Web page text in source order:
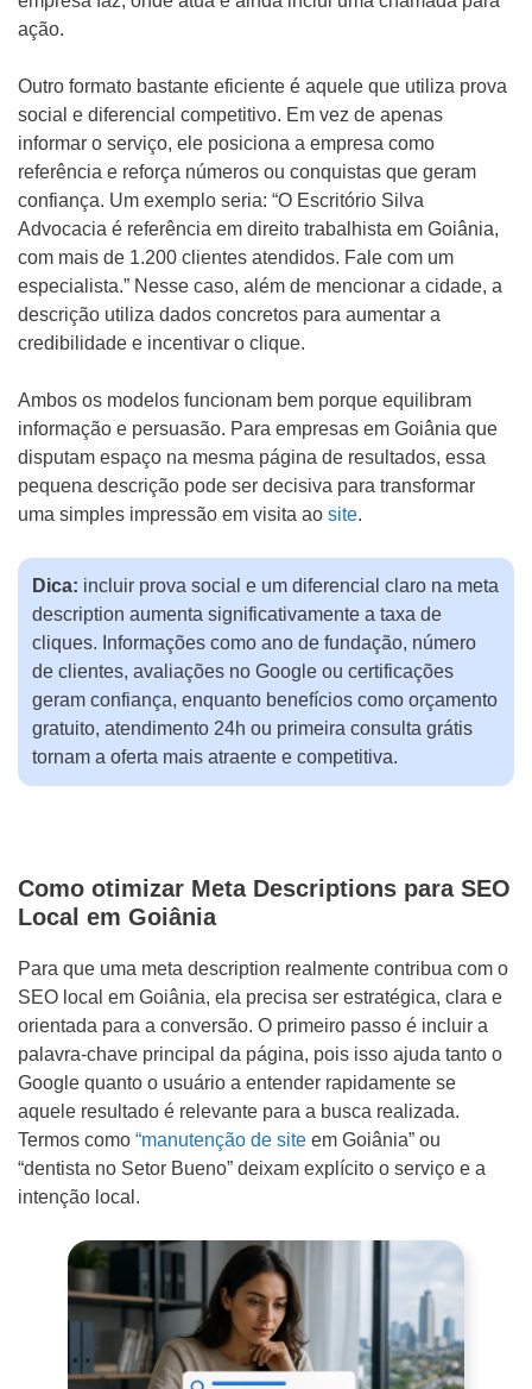
ação.
Outro formato bastante eficiente é aquele que utiliza prova
social e diferencial competitivo. Em vez de apenas
informar o serviço, ele posiciona a empresa como
referência e reforça números ou conquistas que geram
confiança. Um exemplo seria: “O Escritório Silva
Advocacia é referência em direito trabalhista em Goiânia,
com mais de 1.200 clientes atendidos. Fale com um
especialista.” Nesse caso, além de mencionar a cidade, a
descrição utiliza dados concretos para aumentar a
credibilidade e incentivar o clique.
Ambos os modelos funcionam bem porque equilibram
informação e persuasão. Para empresas em Goiânia que
disputam espaço na mesma página de resultados, essa
pequena descrição pode ser decisiva para transformar
uma simples impressão em visita ao site.
Dica: incluir prova social e um diferencial claro na meta
description aumenta significativamente a taxa de
cliques. Informações como ano de fundação, número
de clientes, avaliações no Google ou certificações
geram confiança, enquanto benefícios como orçamento
gratuito, atendimento 24h ou primeira consulta grátis
tornam a oferta mais atraente e competitiva.
Como otimizar Meta Descriptions para SEO
Local em Goiânia
Para que uma meta description realmente contribua com o
SEO local em Goiânia, ela precisa ser estratégica, clara e
orientada para a conversão. O primeiro passo é incluir a
palavra-chave principal da página, pois isso ajuda tanto o
Google quanto o usuário a entender rapidamente se
aquele resultado é relevante para a busca realizada.
Termos como “manutenção de site em Goiânia” ou
“dentista no Setor Bueno” deixam explícito o serviço e a
intenção local.